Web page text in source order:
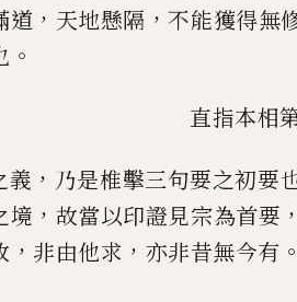
道 ， 天地懸隔 ，不能獲得無
。
直指本相
義 ， 乃是椎擊三句要之初要
境 ， 故當以印證見宗為首要 ，
， 非由他求 ， 亦非昔無今有 。